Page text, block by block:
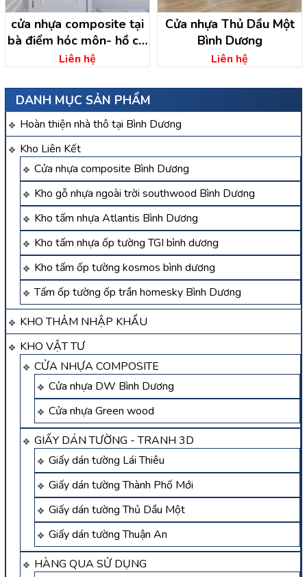
DANH MỤC SẢN PHẨM
Hoàn thiện nhà thô tại Bình Dương
Kho Liên Kết
Cửa nhựa composite Bình Dương
Kho gỗ nhựa ngoài trời southwood Bình Dương
Kho tấm nhựa Atlantis Bình Dương
Kho tấm nhựa ốp tường TGI bình dương
Kho tấm ốp tường kosmos bình dương
Tấm ốp tường ốp trần homesky Bình Dương
KHO THẢM NHẬP KHẨU
KHO VẬT TƯ
CỬA NHỰA COMPOSITE
Cửa nhựa DW Bình Dương
Cửa nhựa Green wood
GIẤY DÁN TƯỜNG - TRANH 3D
Giấy dán tường Lái Thiêu
Giấy dán tường Thành Phố Mới
Giấy dán tường Thủ Dầu Một
Giấy dán tường Thuận An
HÀNG QUA SỬ DỤNG
cửa nhựa composite tại
bà điểm hóc môn- hồ chí
minh
Liên hệ
Cửa nhựa Thủ Dầu Một
Bình Dương
Liên hệ